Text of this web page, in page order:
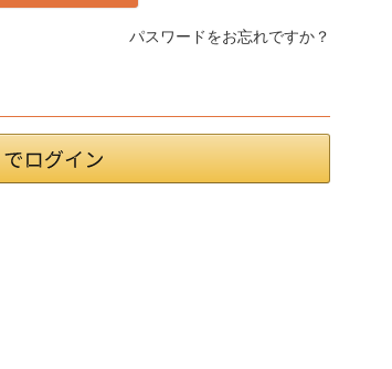
パスワードをお忘れですか？